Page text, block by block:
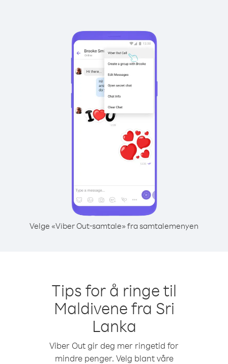
Velge «Viber Out-samtale» fra samtalemenyen
Tips for å ringe til
Maldivene fra Sri
Lanka
Viber Out gir deg mer ringetid for
mindre penger. Velg blant våre